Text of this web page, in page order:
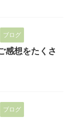
ブログ
感想をたくさ
ブログ